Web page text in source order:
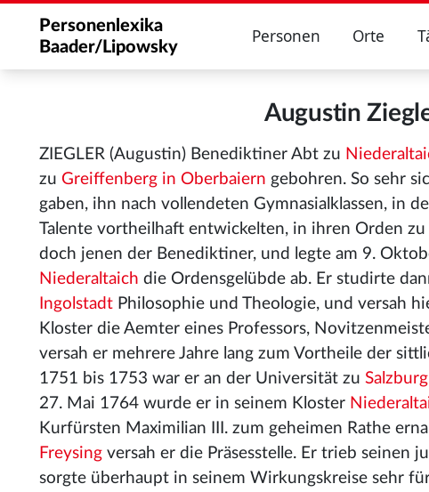
Personenlexika
Baader/Lipowsky
Personen Orte
Augustin
ZIEGLER (Augustin) Benediktiner Abt zu
zu Greiffenberg in Oberbaiern gebohren. So sehr
gaben, ihn nach vollendeten Gymnasialklassen, in
Talente vortheilhaft entwickelten, in ihren Orden
doch jenen der Benediktiner, und legte am 9.
Niederaltaich die Ordensgelübde ab. Er studirte
Ingolstadt Philosophie und Theologie, und versah
Kloster die Aemter eines Professors,
versah er mehrere Jahre lang zum Vortheile der
1751 bis 1753 war er an der Universität zu Salzburg
27. Mai 1764 wurde er in seinem Kloster
Kurfürsten Maximilian III. zum geheimen Rathe
Freysing versah er die Präsesstelle. Er trieb seinen
sorgte überhaupt in seinem Wirkungskreise sehr